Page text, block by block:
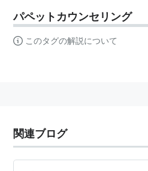
パペットカウンセリング
このタグの解説について
関連ブログ